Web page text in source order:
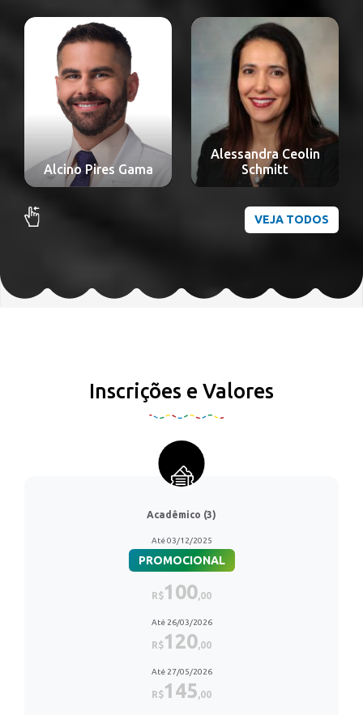
Alessandra Ceolin
Schmitt
Alexandre Nakao
Odashiro
VEJA TODOS
Inscrições e Valores
Acadêmico (3)
Até 03/12/2025
PROMOCIONAL
R$100,00
Até 26/03/2026
R$120,00
Até 27/05/2026
R$145,00